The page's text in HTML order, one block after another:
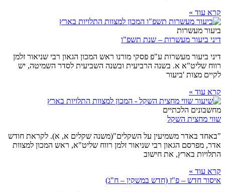
קרא עוד »
ביעור מעשרות
דיני ביעור מעשרות – שנת תשפ"ו
דיני ביעור מעשרות ע"פ פסקי מורנו ראש המכון הגאון רבי שניאור זלמן
רווח שליט"א א. בשנה הרביעית ובשנה השביעית לסדר השמיטה, יש
לקיים מצות 'ביעור
קרא עוד »
מחשבונים הלכתיים
שווי מחצית השקל
"באחד באדר משמיעין על השקלים"(משנה שקלים א, א). לקראת חודש
אדר, מפרסם הגאון רבי שניאור זלמן רווח שליט"א, ראש המכון למצוות
התלויות בארץ, את חישוב
קרא עוד »
איסור חדש – פ"ז (חדש במשקין – ח"ג)